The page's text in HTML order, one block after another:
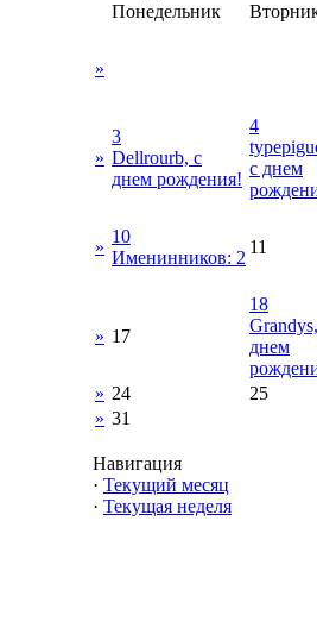
Понедельник
»
»
3
Dellrourb, с
днем рождения!
4
с днем
»
10
Именинников: 2
11
» 17
18
днем
» 24
25
» 31
Навигация
· Текущий месяц
· Текущая неделя